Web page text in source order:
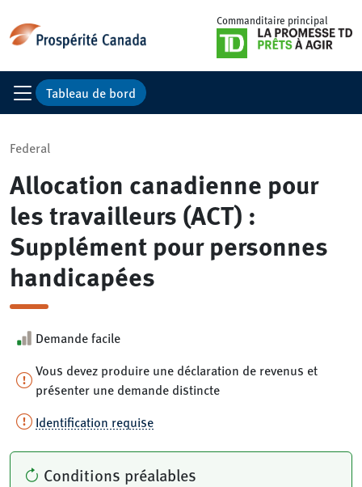
Commanditaire principal
Tableau de bord
Federal
Allocation canadienne pour
les travailleurs (ACT) :
Supplément pour personnes
handicapées
Demande facile
Vous devez produire une déclaration de revenus et
présenter une demande distincte
Identification requise
Conditions préalables